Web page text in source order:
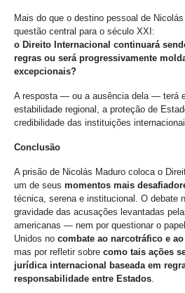
Mais do que o destino pessoal de
questão central para o século XXI:
o Direito Internacional continuará
regras ou será progressivamente
excepcionais?
A resposta — ou a ausência dela — terá
estabilidade regional, a proteção de
credibilidade das instituições
Conclusão
A prisão de Nicolás Maduro coloca o
um de seus momentos mais
técnica, serena e institucional. O debate
gravidade das acusações levantadas
americanas — nem por questionar o
Unidos no combate ao narcotráfico e
mas por refletir sobre como tais ações
jurídica internacional baseada em
responsabilidade entre Estados.